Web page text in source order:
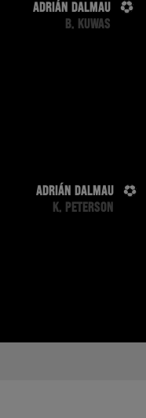
ADRIÁN DALMAU
B. KUWAS
ADRIÁN DALMAU
K. PETERSON